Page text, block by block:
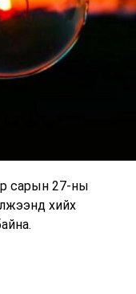
сарын 27-ны
хийх